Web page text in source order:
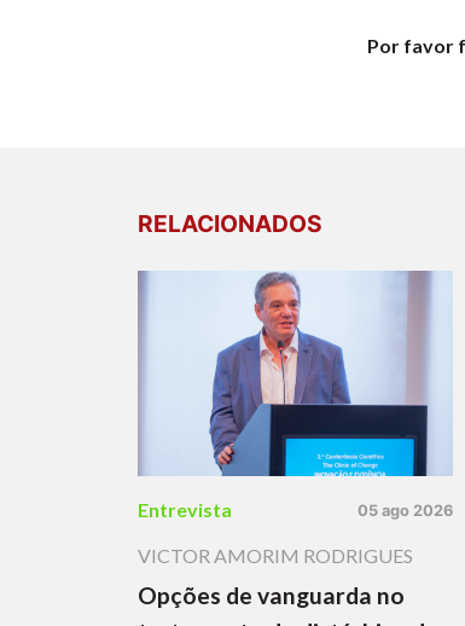
Por favor
RELACIONADOS
Entrevista 05 ago 2026
VICTOR AMORIM RODRIGUES
Opções de vanguarda no